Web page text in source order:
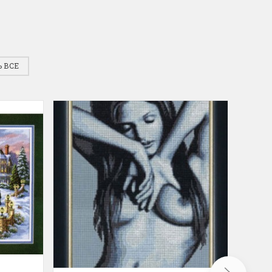
всеми
"Жар-Птицы"....
Анастасия Туманова
2 апреля 2024 15:06
Цыплята
Hemline 368 Ножницы
ВСЕ